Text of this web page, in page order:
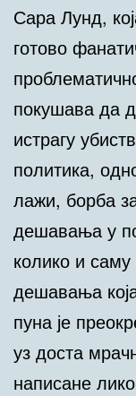
Сара Лунд,
готово
покушава да
истрагу
политика,
лажи, борба
дешавања у
колико и саму
дешавања
пуна је
уз доста
написане